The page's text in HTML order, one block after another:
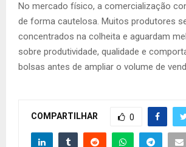
No mercado físico, a comercialização
de forma cautelosa. Muitos produtores
concentrados na colheita e aguardam
sobre produtividade, qualidade e
bolsas antes de ampliar o volume de
COMPARTILHAR 0